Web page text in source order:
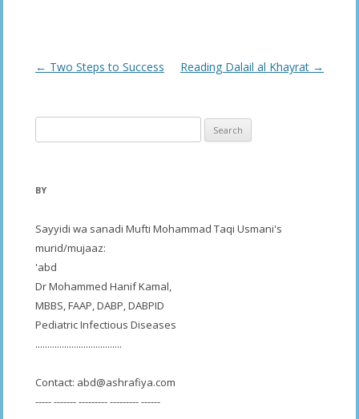
Post
← Two Steps to Success Reading Dalail al Khayrat →
for:
BY
Sayyidi wa sanadi Mufti Mohammad Taqi Usmani's
murid/mujaaz:
'abd
Dr Mohammed Hanif Kamal,
MBBS, FAAP, DABP, DABPID
Pediatric Infectious Diseases
....................................
Contact: abd@ashrafiya.com
----- ------- --------- --------- ------